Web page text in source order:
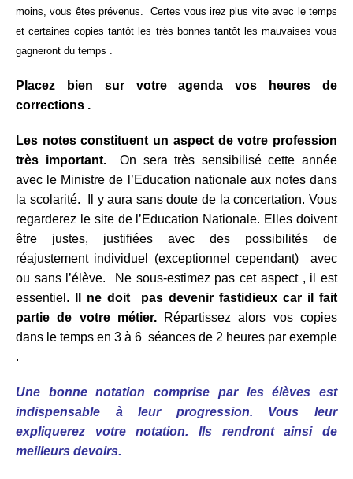
moins, vous êtes prévenus. Certes vous irez plus vite avec le temps
et certaines copies tantôt les très bonnes tantôt les mauvaises vous
gagneront du temps .
Placez bien sur votre agenda vos heures de
corrections .
Les notes constituent un aspect de votre profession
très important.On sera très sensibilisé cette année
avec le Ministre de l’Education nationale aux notes dans
la scolarité. Il y aura sans doute de la concertation. Vous
regarderez le site de l’Education Nationale. Elles doivent
être justes, justifiées avec des possibilités de
réajustement individuel (exceptionnel cependant) avec
ou sans l’élève. Ne sous-estimez pas cet aspect , il est
essentiel. Il ne doit pas devenir fastidieux car il fait
partie de votre métier.
Répartissez alors vos copies
dans le temps en 3 à 6 séances de 2 heures par exemple
.
Une bonne notation comprise par les élèves est
indispensable à leur progression.
Vous leur
expliquerez votre notation. Ils rendront ainsi de
meilleurs devoirs.